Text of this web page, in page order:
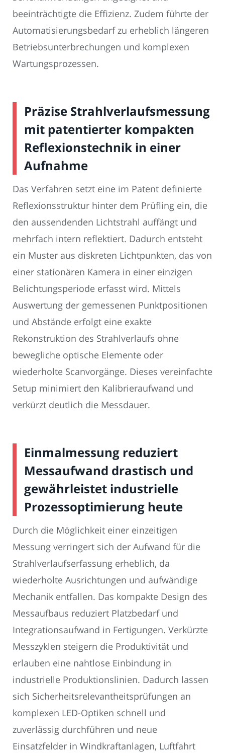
beeinträchtigte die Effizienz. Zudem führte der
Automatisierungsbedarf zu erheblich längeren
Betriebsunterbrechungen und komplexen
Wartungsprozessen.
Präzise Strahlverlaufsmessung
mit patentierter kompakten
Reflexionstechnik in einer
Aufnahme
Das Verfahren setzt eine im Patent definierte
Reflexionsstruktur hinter dem Prüfling ein, die
den aussendenden Lichtstrahl auffängt und
mehrfach intern reflektiert. Dadurch entsteht
ein Muster aus diskreten Lichtpunkten, das von
einer stationären Kamera in einer einzigen
Belichtungsperiode erfasst wird. Mittels
Auswertung der gemessenen Punktpositionen
und Abstände erfolgt eine exakte
Rekonstruktion des Strahlverlaufs ohne
bewegliche optische Elemente oder
wiederholte Scanvorgänge. Dieses vereinfachte
Setup minimiert den Kalibrieraufwand und
verkürzt deutlich die Messdauer.
Einmalmessung reduziert
Messaufwand drastisch und
gewährleistet industrielle
Prozessoptimierung heute
Durch die Möglichkeit einer einzeitigen
Messung verringert sich der Aufwand für die
Strahlverlaufserfassung erheblich, da
wiederholte Ausrichtungen und aufwändige
Mechanik entfallen. Das kompakte Design des
Messaufbaus reduziert Platzbedarf und
Integrationsaufwand in Fertigungen. Verkürzte
Messzyklen steigern die Produktivität und
erlauben eine nahtlose Einbindung in
industrielle Produktionslinien. Dadurch lassen
sich Sicherheitsrelevantheitsprüfungen an
komplexen LED-Optiken schnell und
zuverlässig durchführen und neue
Einsatzfelder in Windkraftanlagen, Luftfahrt